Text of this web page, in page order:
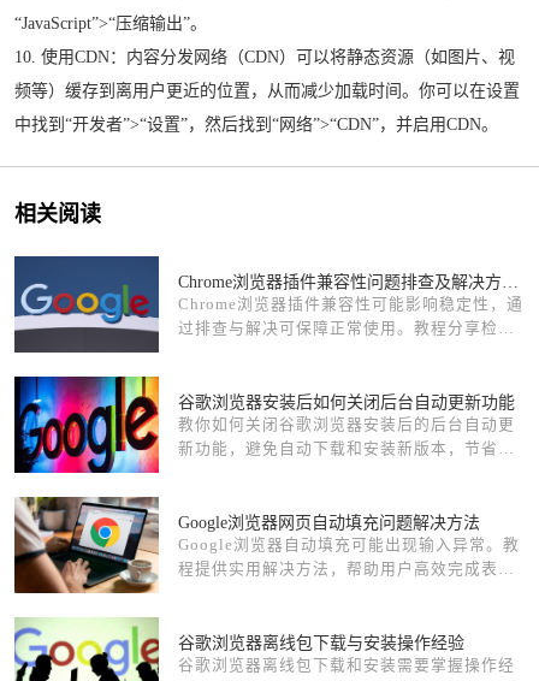
“JavaScript”>“压缩输出”。
10. 使用CDN：内容分发网络（CDN）可以将静态资源（如图片、视
频等）缓存到离用户更近的位置，从而减少加载时间。你可以在设置
中找到“开发者”>“设置”，然后找到“网络”>“CDN”，并启用CDN。
相关阅读
Chrome浏览器插件兼容性可能影响稳定性，通
过排查与解决可保障正常使用。教程分享检测
谷歌浏览器安装后如何关闭后台自动更新功能
教你如何关闭谷歌浏览器安装后的后台自动更
新功能，避免自动下载和安装新版本，节省系
Google浏览器网页自动填充问题解决方法
Google浏览器自动填充可能出现输入异常。教
程提供实用解决方法，帮助用户高效完成表单
谷歌浏览器离线包下载与安装操作经验
谷歌浏览器离线包下载和安装需要掌握操作经